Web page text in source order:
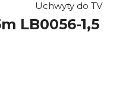
Uchwyty do TV
LB0056-1,5